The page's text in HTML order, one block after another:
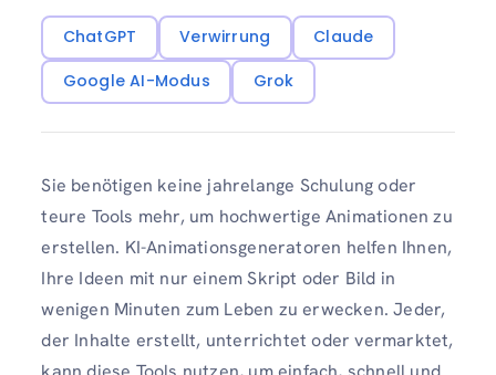
ChatGPT Verwirrung
Claude
Google AI-Modus
Grok
Sie benötigen keine jahrelange Schulung oder
teure Tools mehr, um hochwertige Animationen zu
erstellen. KI-Animationsgeneratoren helfen Ihnen,
Ihre Ideen mit nur einem Skript oder Bild in
wenigen Minuten zum Leben zu erwecken. Jeder,
der Inhalte erstellt, unterrichtet oder vermarktet,